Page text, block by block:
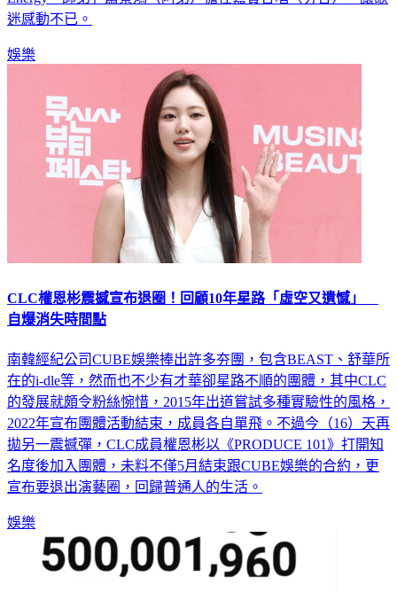
Energy「師弟」蕭景鴻（阿弟）擔任嘉賓合唱〈分合〉，讓歌
CLC權恩彬震撼宣布退圈！回顧10年星路「虛空又遺憾」
南韓經紀公司CUBE娛樂捧出許多夯團，包含BEAST、舒華所
在的i-dle等，然而也不少有才華卻星路不順的團體，其中CLC
的發展就頗令粉絲惋惜，2015年出道嘗試多種實驗性的風格，
2022年宣布團體活動結束，成員各自單飛。不過今（16）天再
拋另一震撼彈，CLC成員權恩彬以《PRODUCE 101》打開知
名度後加入團體，未料不僅5月結束跟CUBE娛樂的合約，更